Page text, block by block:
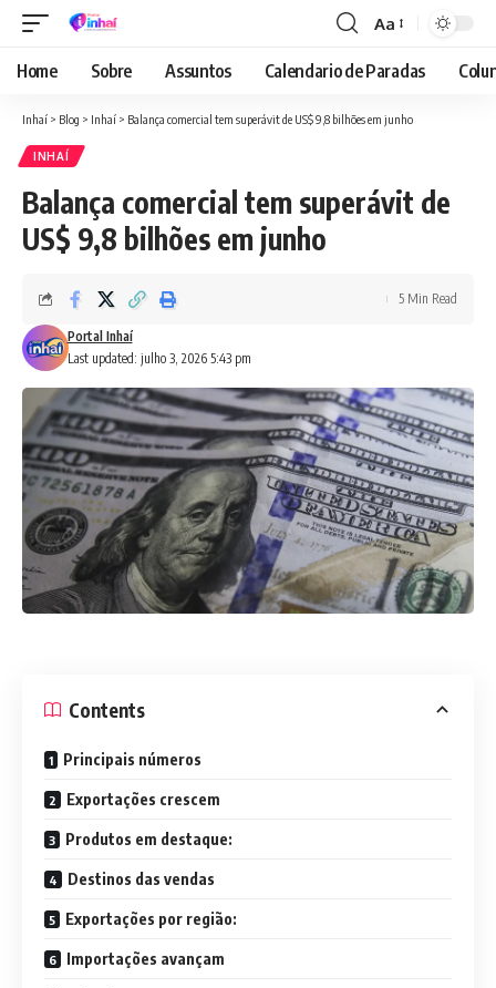
Font
Resizer
Aa
Home Sobre Assuntos Calendario de Paradas
Inhaí > Blog > Inhaí > Balança comercial tem superávit de US$ 9,8 bilhões em junho
INHAÍ
Balança comercial tem superávit de
US$ 9,8 bilhões em junho
Last updated: julho 3, 2026 5:43 pm
Portal Inhaí
5 Min Read
Contents
Principais números
Exportações crescem
Produtos em destaque:
Destinos das vendas
Exportações por região:
Importações avançam